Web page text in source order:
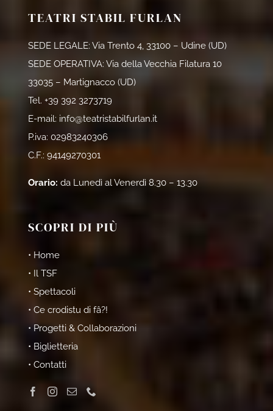
TEATRI STABIL FURLAN
SEDE LEGALE: Via Trento 4, 33100 – Udine (UD)
SEDE OPERATIVA: Via della Vecchia Filatura 10
33035 – Martignacco (UD)
Tel. +39 392 3273719
E-mail: info@teatristabilfurlan.it
P.iva: 02983240306
C.F.: 94149270301
Orario: da Lunedì al Venerdì 8.30 – 13.30
SCOPRI DI PIÙ
• Home
• Il TSF
• Spettacoli
• Ce crodistu di fâ?!
• Progetti & Collaborazioni
• Biglietteria
• Contatti